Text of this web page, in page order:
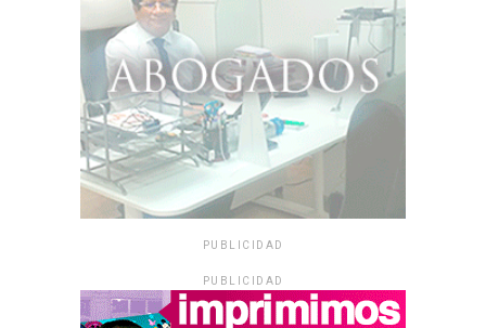
PUBLICIDAD
PUBLICIDAD